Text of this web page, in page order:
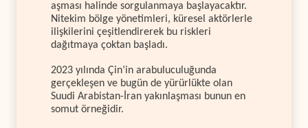
aşması halinde sorgulanmaya başlayacaktır.
Nitekim bölge yönetimleri, küresel aktörlerle
ilişkilerini çeşitlendirerek bu riskleri
dağıtmaya çoktan başladı.
2023 yılında Çin’in arabuluculuğunda
gerçekleşen ve bugün de yürürlükte olan
Suudi Arabistan-İran yakınlaşması bunun en
somut örneğidir.